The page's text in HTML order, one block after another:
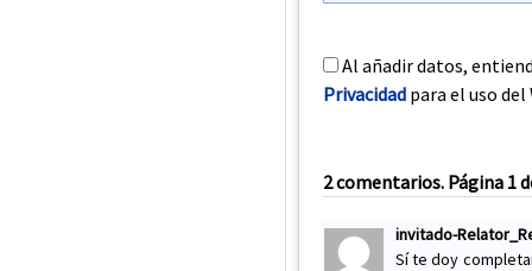
Al añadir datos,
Privacidad para el uso del
2 comentarios. Página 1
invitado-
Sí te doy